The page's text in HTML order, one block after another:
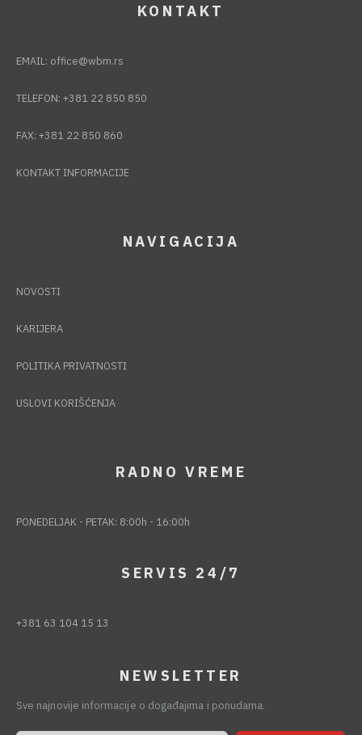
KONTAKT
EMAIL: office@wbm.rs
TELEFON: +381 22 850 850
FAX: +381 22 850 860
KONTAKT INFORMACIJE
NAVIGACIJA
NOVOSTI
KARIJERA
POLITIKA PRIVATNOSTI
USLOVI KORIŠĆENJA
RADNO VREME
PONEDELJAK - PETAK: 8:00h - 16:00h
SERVIS 24/7
+381 63 104 15 13
NEWSLETTER
Sve najnovije informacije o događajima i ponudama.